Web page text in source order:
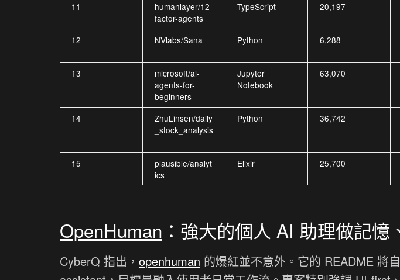
11
humanlayer/12-
factor-agents
TypeScript 20,197
12
NVlabs/Sana Python 6,288
13
microsoft/ai-
agents-for-
beginners
Jupyter
Notebook
63,070
14
ZhuLinsen/daily
_stock_analysis
Python 36,742
15
plausible/analyt
ics
Elixir 25,700
OpenHuman ：強大的個人 AI 助理做記憶
CyberQ 指出， openhuman 的爆紅並不意外。它的 README 將